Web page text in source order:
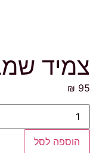
צמיד
₪ 95
כמות
של
צמיד
שמבלה
שובב
הוספה לסל